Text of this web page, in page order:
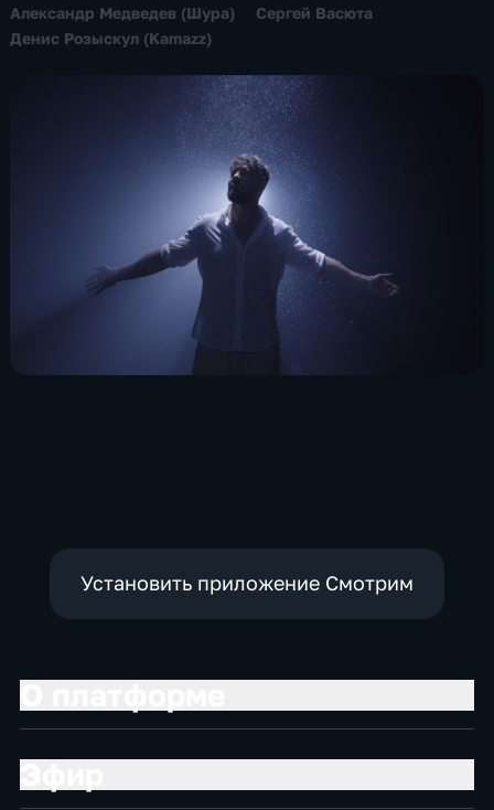
Александр Медведев (Шура)
Сергей Васюта
Денис Розыскул (Kamazz)
Установить приложение Смотрим